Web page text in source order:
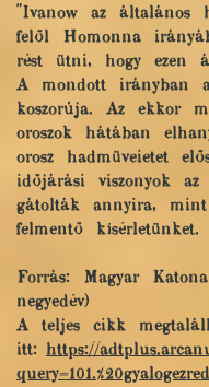
"Ivanow az általános
felől Homonna
rést ütni, hogy ezen
A mondott irányban
koszorúja. Az ekkor
oroszok hátában
orosz hadmüveietet
időjárási viszonyok az
gátolták annyira,
felmentő
Forrás: Magyar
negyedév)
A teljes cikk
itt: https://